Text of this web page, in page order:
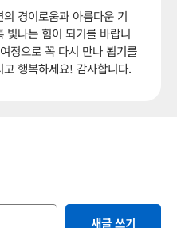
경이로움과 아름다운 기
빛나는 힘이 되기를 바랍니
정으로 꼭 다시 만나 뵙기를
행복하세요! 감사합니다.
새글 쓰기